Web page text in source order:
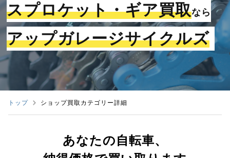
スプロケット・ギア買取なら
アップガレージサイクルズ
トップ ショップ買取カテゴリー詳細
あなたの自転車、